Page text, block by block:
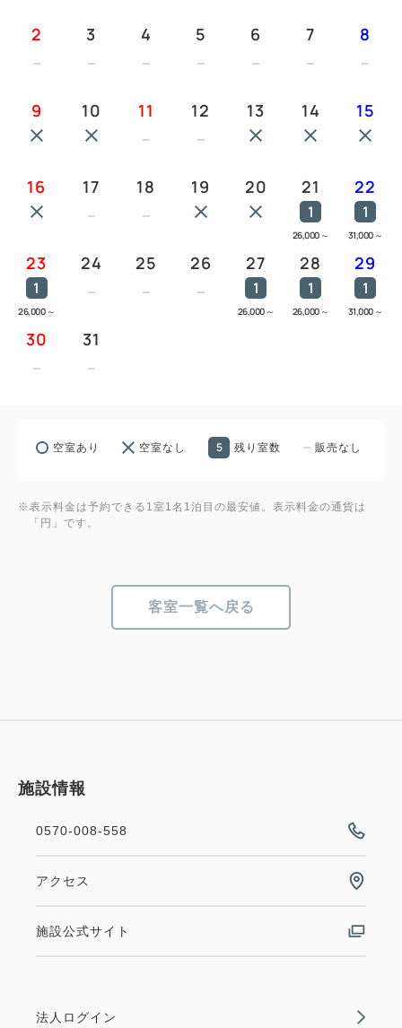
ト／セーフティボックス／客室専用 Wi－Fi
※当ホテルでは非日常を感じていただくため、客室内
今治タオル（バスタオル、フェイスタオル）
ボディタオル／ルームウェア／スリッパ／ 歯ブラシ
セット ／ 髭剃り ／ ヘアブラシ ／ コットンセット
／ オーガニックシャンプー＆コンディショナー ／ オ
ーガニックボディウォッシュ ／ 化粧水・クレンジン
グ ／
2 3 4 5 6 7 8
9 10 11 12 13 14 15
16 17 18 19 20 21
1
26,000 ～
22
1
31,000 ～
23
1
26,000 ～
24 25 26 27
1
26,000 ～
28
1
26,000 ～
29
1
31,000 ～
30 31
空室あり 空室なし 5 残り室数 販売なし
※表示料金は予約できる1室1名1泊目の最安値。表示料金の通貨は
「円」です。
客室一覧へ戻る
施設情報
0570-008-558
アクセス
施設公式サイト
法人ログイン